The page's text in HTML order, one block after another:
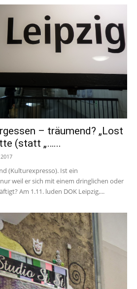
– träumend? „Lost
(statt „…...
(Kulturexpresso). Ist ein
weil er sich mit einem dringlichen oder
Am 1.11. luden DOK Leipzig,...